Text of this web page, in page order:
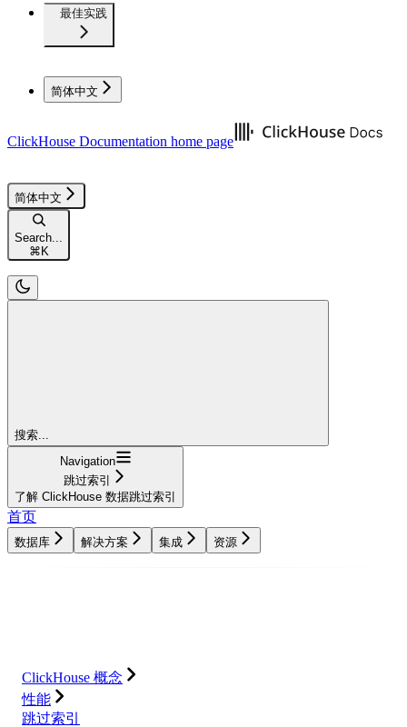
最佳实践
简体中文
ClickHouse Documentation home page
简体中文
Search...
⌘ K
搜索...
Navigation
跳过索引
了解 ClickHouse 数据跳过索引
首页
数据库 解决方案 集成 资源
ClickHouse 概念
性能
跳过索引